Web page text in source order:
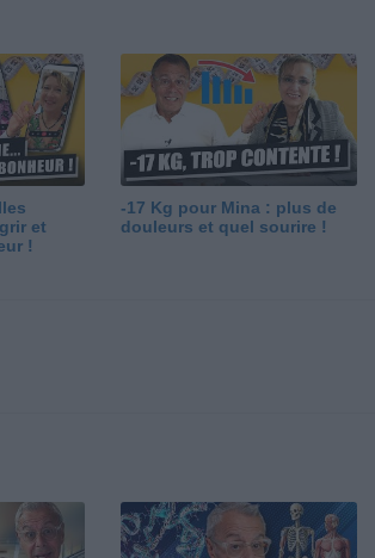
et
!
-17 Kg pour Mina : plus de
douleurs et quel sourire !